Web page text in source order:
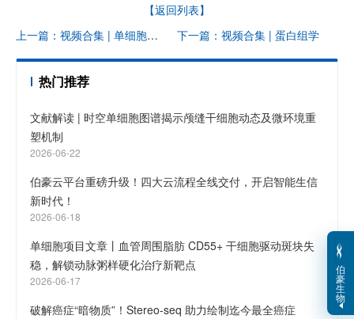
【返回列表】
上一篇：视频合集 | 单细胞空间多组学研讨会
下一篇：视频合集 | 蛋白组学
热门推荐
文献解读 | 时空单细胞图谱揭示颅缝干细胞动态及微环境重
塑机制
2026-06-22
伯豪云平台重磅升级！四大云流程全线交付，开启智能生信
新时代！
2026-06-18
单细胞项目文章丨血管周围脂肪 CD55+ 干细胞驱动斑块失
稳，解锁动脉粥样硬化治疗新靶点
2026-06-17
破解癌症“暗物质”！Stereo-seq 助力绘制迄今最全癌症
伯
豪
生
物